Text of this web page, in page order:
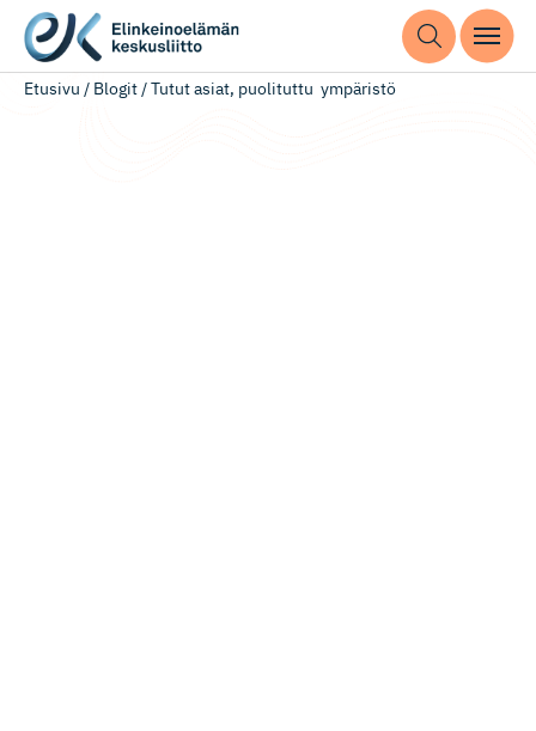
Etusivu / Blogit/Tutut asiat, puolituttu ympäristö